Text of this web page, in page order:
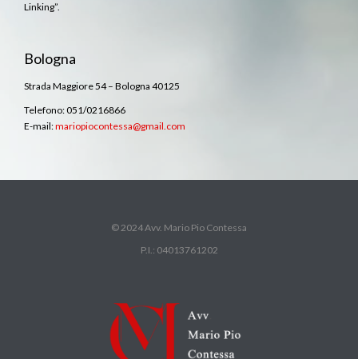
Linking”.
Bologna
Strada Maggiore 54 – Bologna 40125
Telefono: 051/0216866
E-mail:mariopiocontessa@gmail.com
© 2024 Avv. Mario Pio Contessa
P.I.: 04013761202